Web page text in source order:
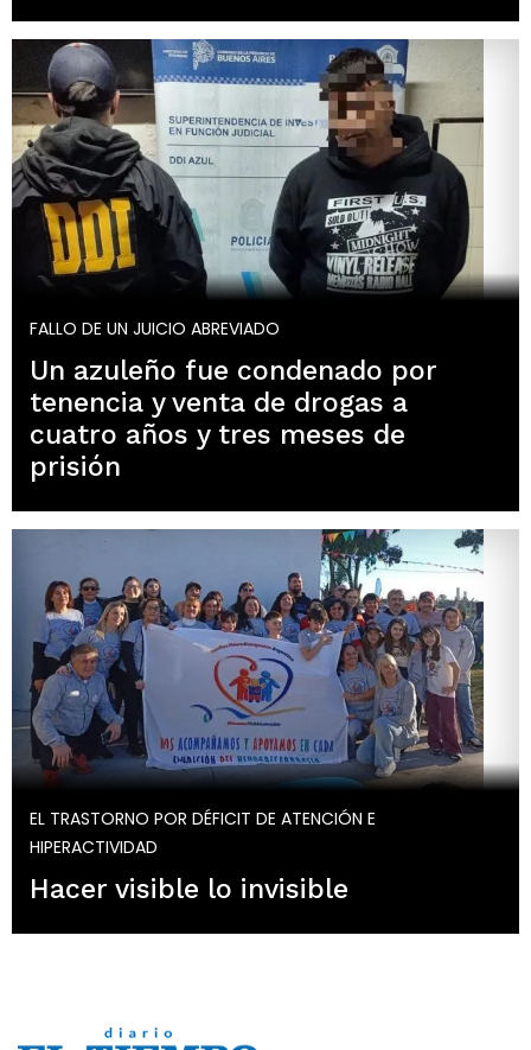
FALLO DE UN JUICIO ABREVIADO
Un azuleño fue condenado por
tenencia y venta de drogas a
cuatro años y tres meses de
prisión
EL TRASTORNO POR DÉFICIT DE ATENCIÓN E
HIPERACTIVIDAD
Hacer visible lo invisible